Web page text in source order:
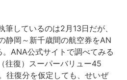
しているのは2月13日だが、
静岡～新千歳間の航空券をAN
ANA公式サイトで調べてみる
往復）スーパーバリュー45
往復分を仮定しても、せいぜ